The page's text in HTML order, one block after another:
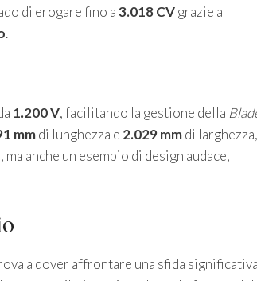
di erogare fino a3.018 CVgrazie a
.
1.200 V, facilitando la gestione della
mmdi lunghezza e 2.029 mmdi larghezza,
anche un esempio di design audace,
a dover affrontare una sfida